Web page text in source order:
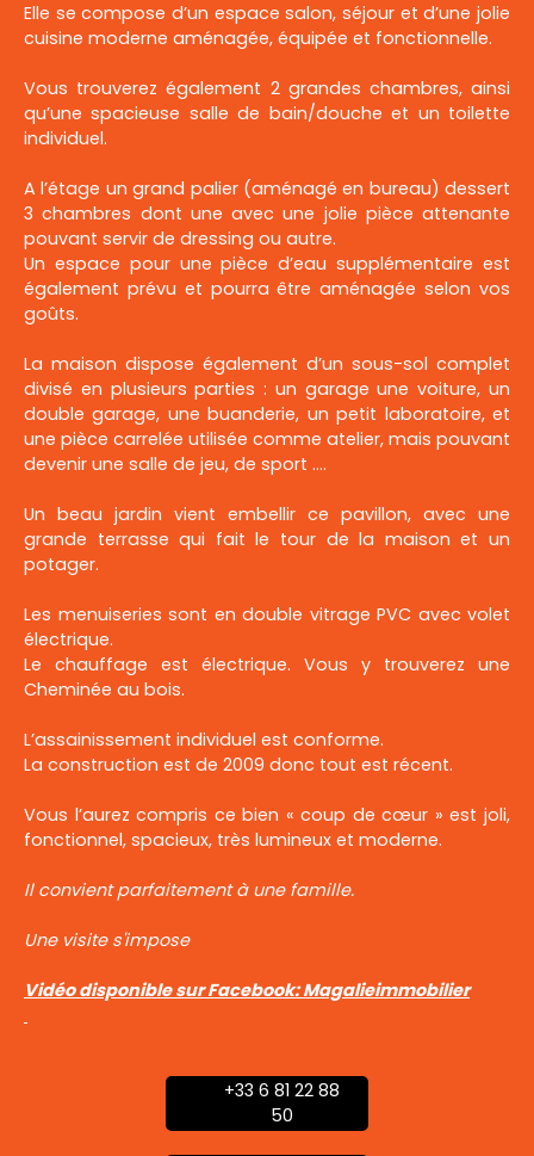
Elle se compose d’un espace salon, séjour et d’une jolie
cuisine moderne aménagée, équipée et fonctionnelle.
Vous trouverez également 2 grandes chambres, ainsi
qu’une spacieuse salle de bain/douche et un toilette
individuel.
A l’étage un grand palier (aménagé en bureau) dessert
3 chambres dont une avec une jolie pièce attenante
pouvant servir de dressing ou autre.
Un espace pour une pièce d’eau supplémentaire est
également prévu et pourra être aménagée selon vos
goûts.
La maison dispose également d’un sous-sol complet
divisé en plusieurs parties : un garage une voiture, un
double garage, une buanderie, un petit laboratoire, et
une pièce carrelée utilisée comme atelier, mais pouvant
devenir une salle de jeu, de sport ….
Un beau jardin vient embellir ce pavillon, avec une
grande terrasse qui fait le tour de la maison et un
potager.
Les menuiseries sont en double vitrage PVC avec volet
électrique.
Le chauffage est électrique. Vous y trouverez une
Cheminée au bois.
L’assainissement individuel est conforme.
La construction est de 2009 donc tout est récent.
Vous l’aurez compris ce bien « coup de cœur » est joli,
fonctionnel, spacieux, très lumineux et moderne.
Il convient parfaitement à une famille.
Une visite s'impose
Vidéo disponible sur Facebook: Magalieimmobilier
+33 6 81 22 88
50